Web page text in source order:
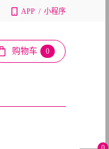
APP / 小程序
购物车 0